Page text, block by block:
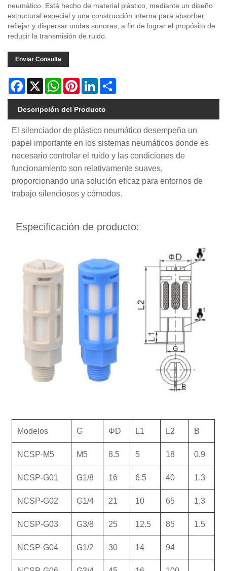
neumático. Está hecho de material plástico, mediante un diseño
estructural especial y una construcción interna para absorber,
reflejar y dispersar ondas sonoras, a fin de lograr el propósito de
reducir la transmisión de ruido.
Enviar Consulta
Facebook
X WhatsAppPinterestLinkedIn
Descripción del Producto
El silenciador de plástico neumático desempeña un
papel importante en los sistemas neumáticos donde es
necesario controlar el ruido y las condiciones de
funcionamiento son relativamente suaves,
proporcionando una solución eficaz para entornos de
trabajo silenciosos y cómodos.
Especificación de producto:
Modelos G ΦD L1 L2 B
NCSP-M5 M5 8.5 5 18 0.9
NCSP-G01 G1/8 16 6.5 40 1.3
NCSP-G02 G1/4 21 10 65 1.3
NCSP-G03 G3/8 25 12.5 85 1.5
NCSP-G04 G1/2 30 14 94